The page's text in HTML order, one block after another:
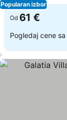
Popularan izbor
Od 61 €
Pogledaj cene sa